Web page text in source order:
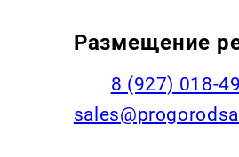
Размещение
8 (927) 018-